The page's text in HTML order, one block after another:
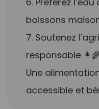
boissons
7. Soutenez
responsable
Une
accessible et